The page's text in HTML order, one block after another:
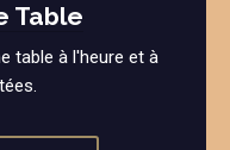
Table
table à l'heure et à